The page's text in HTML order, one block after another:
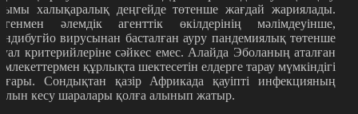
халықаралық деңгейде төтенше жағдай жариялады.
әлемдік агенттік өкілдерінің мәлімдеуінше,
вирусынан басталған ауру пандемиялық төтенше
критерийлеріне сәйкес емес. Алайда Эболаның аталған
құрлықта шектесетін елдерге тарау мүмкіндігі
Сондықтан қазір Африкада қауіпті инфекцияның
кесу шаралары қолға алынып жатыр.